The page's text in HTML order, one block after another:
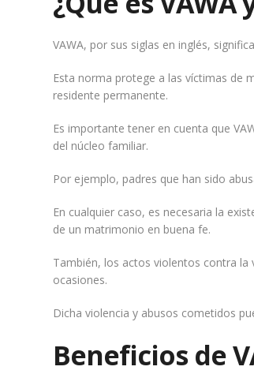
VAWA, por sus siglas en inglés, significa
Esta norma protege a las víctimas de
residente permanente.
Es importante tener en cuenta que
del núcleo familiar.
Por ejemplo, padres que han sido
En cualquier caso, es necesaria la
de un matrimonio en buena fe.
También, los actos violentos contra la
ocasiones.
Dicha violencia y abusos cometidos
Beneficios de